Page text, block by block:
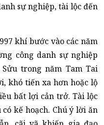
sự nghiệp, tài lộc đến
khí bước vào các năm
công danh sự nghiệp
trong năm Tam Tai
khó tiến xa hơn hoặc lộ
bất lợi cản trở. Tài lộc
kế hoạch. Chú ý lời ăn